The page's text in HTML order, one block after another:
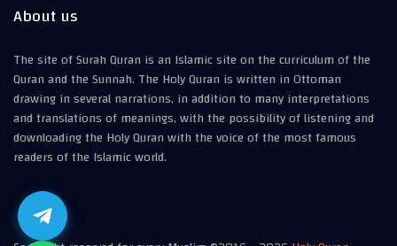
About us
The site of Surah Quran is an Islamic site on the curriculum of the
Quran and the Sunnah. The Holy Quran is written in Ottoman
drawing in several narrations, in addition to many interpretations
and translations of meanings, with the possibility of listening and
downloading the Holy Quran with the voice of the most famous
readers of the Islamic world.